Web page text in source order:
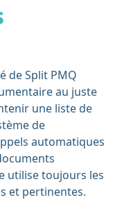
de Split PMQ
au juste
une liste de
de
automatiques
utilise toujours les
et pertinentes.